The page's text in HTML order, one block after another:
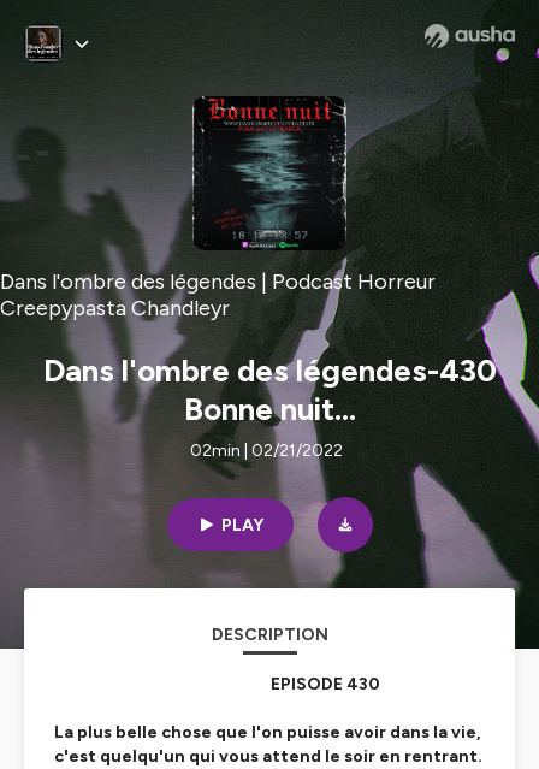
Dans l'ombre des légendes | Podcast Horreur
Creepypasta Chandleyr
Dans l'ombre des légendes-430
Bonne nuit...
02min | 02/21/2022
PLAY
DESCRIPTION
EPISODE 430
La plus belle chose que l'on puisse avoir dans la vie,
c'est quelqu'un qui vous attend le soir en rentrant.